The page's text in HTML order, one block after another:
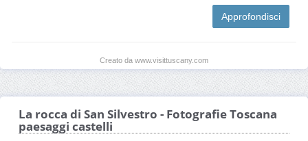
Approfondisci
Creato da www.visittuscany.com
La rocca di San Silvestro - Fotografie Toscana
paesaggi castelli